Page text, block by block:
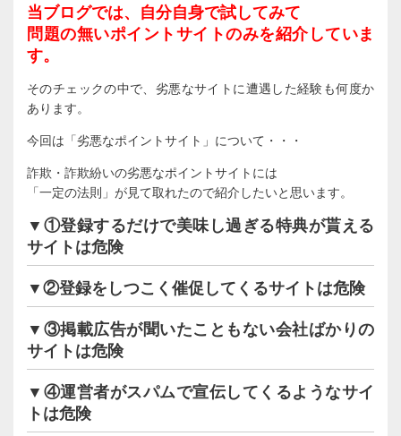
当ブログでは、自分自身で試してみて
問題の無いポイントサイトのみを紹介していま
す。
そのチェックの中で、劣悪なサイトに遭遇した経験も何度か
あります。
今回は「劣悪なポイントサイト」について・・・
詐欺・詐欺紛いの劣悪なポイントサイトには
「一定の法則」が見て取れたので紹介したいと思います。
▼①登録するだけで美味し過ぎる特典が貰える
サイトは危険
▼②登録をしつこく催促してくるサイトは危険
▼③掲載広告が聞いたこともない会社ばかりの
サイトは危険
▼④運営者がスパムで宣伝してくるようなサイ
トは危険